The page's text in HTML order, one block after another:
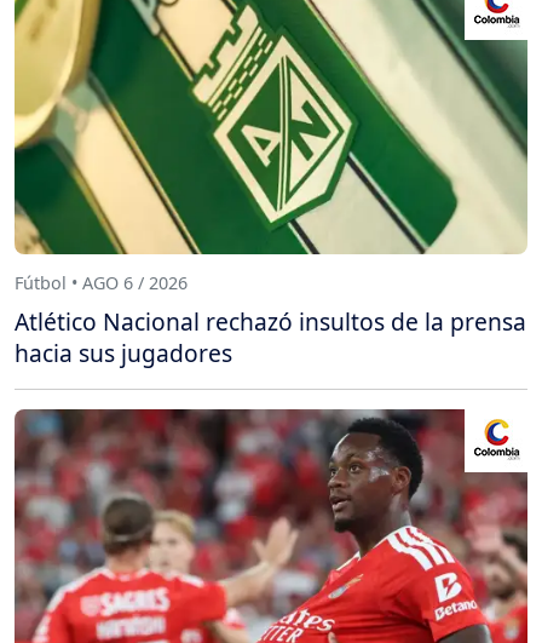
Fútbol • AGO 6 / 2026
Atlético Nacional rechazó insultos de la prensa
hacia sus jugadores